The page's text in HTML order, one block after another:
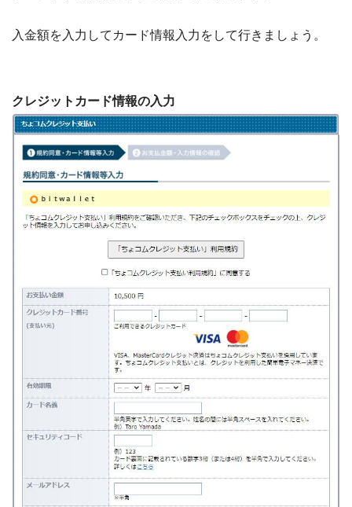
入金額を入力してカード情報入力をして行きましょう。
クレジットカード情報の入力